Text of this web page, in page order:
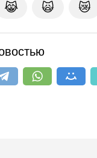
😹 🙀 😿